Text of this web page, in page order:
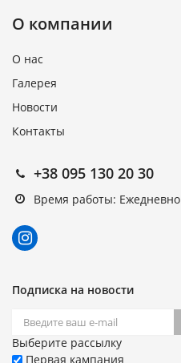
О компании
О нас
Галерея
Новости
Контакты
+38 095 130 20 30
Время работы: Ежедневно
Подписка на новости
Выберите рассылку
Первая кампания